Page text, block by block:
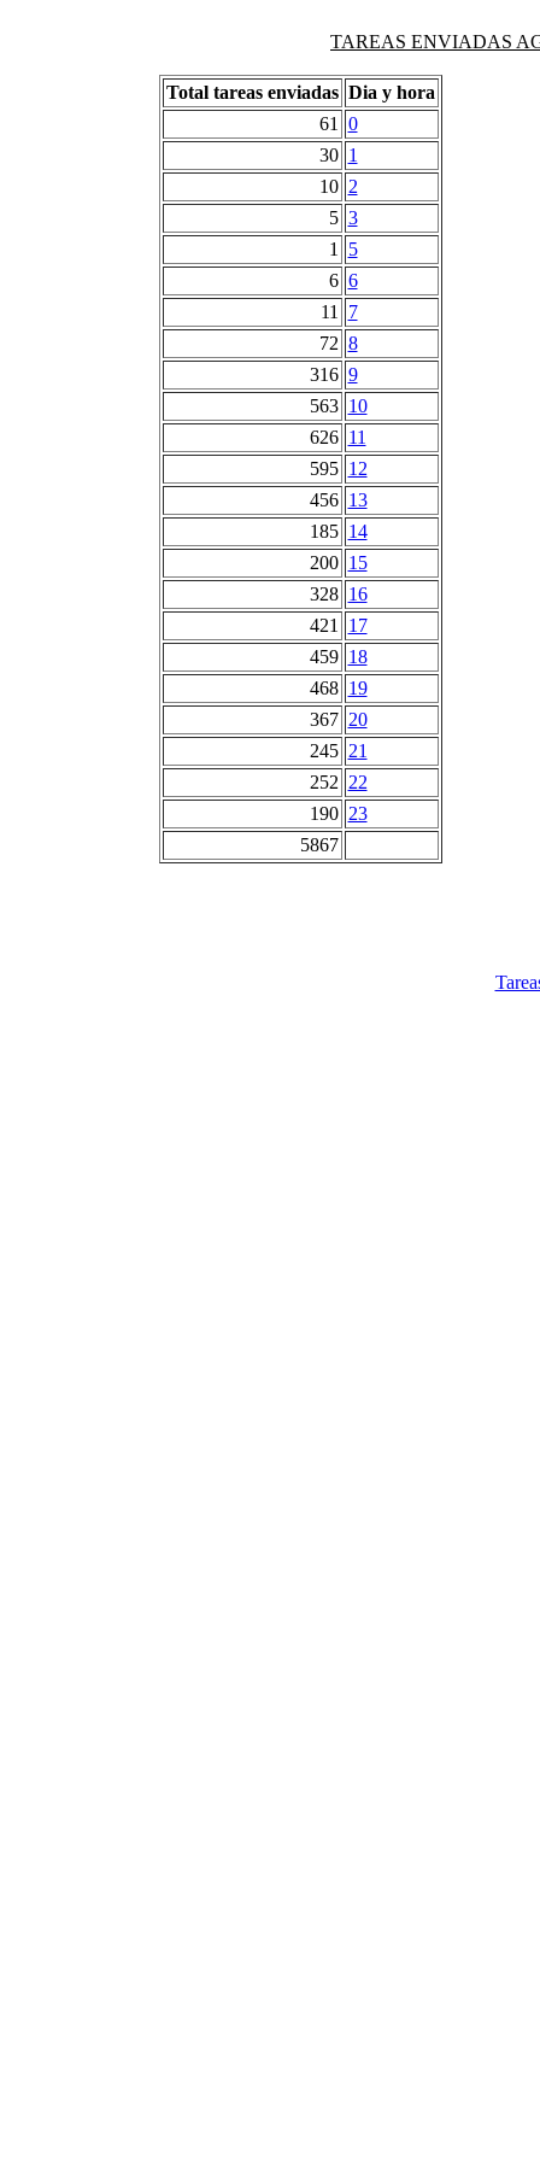
TAREAS ENVIADAS
Total tareas enviadas Dia y hora
61
0
30 1
10 2
5 3
1
5
6 6
11
7
72 8
316 9
563 10
626 11
595 12
456 13
185 14
200 15
328 16
421
17
459 18
468 19
367 20
245 21
252 22
190 23
5867